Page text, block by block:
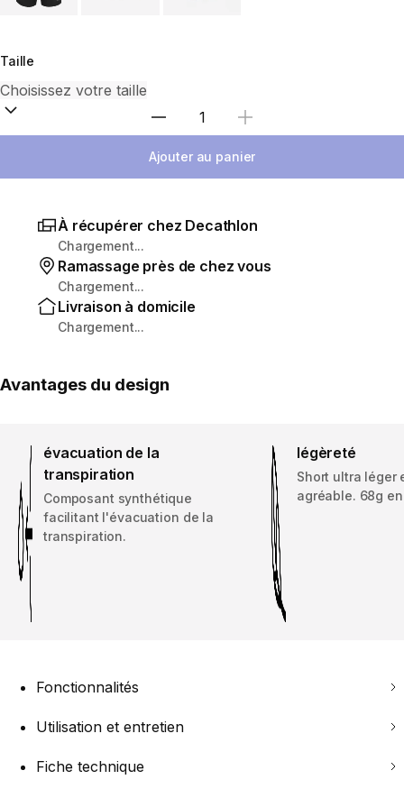
Taille
Sélectionnez la quantité
Ajouter au panier
À récupérer chez Decathlon
Chargement...
Ramassage près de chez vous
Chargement...
Livraison à domicile
Chargement...
Avantages du design
évacuation de la
transpiration
Composant synthétique
facilitant l'évacuation de la
transpiration.
légèreté
Short ultra léger
agréable. 68g
Fonctionnalités
Utilisation et entretien
Fiche technique